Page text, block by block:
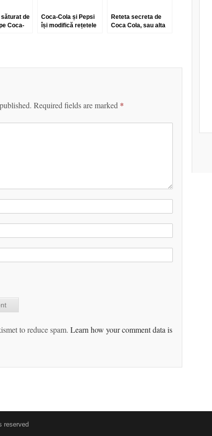
săturat de
Coca-
Coca-Cola și Pepsi
își modifică rețetele
Reteta secreta de
Coca Cola, sau alta
Required fields are marked *
to reduce spam. Learn how your comment data is
reserved